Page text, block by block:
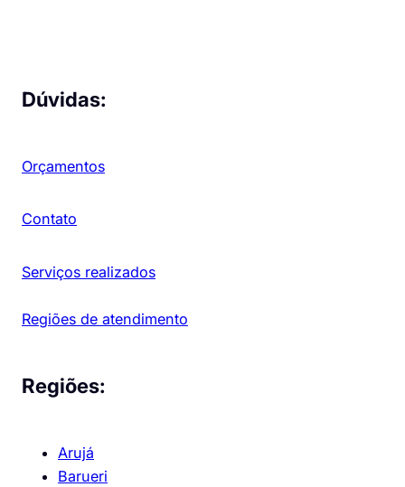
Dúvidas:
Orçamentos
Contato
Serviços realizados
Regiões de atendimento
Regiões:
Arujá
Barueri